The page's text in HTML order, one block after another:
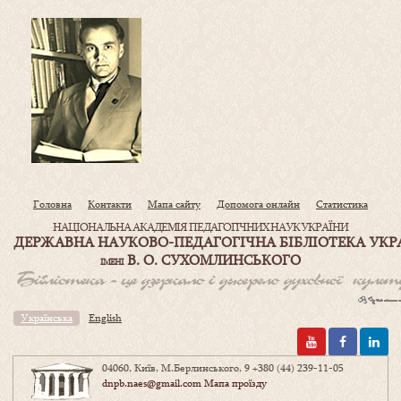
Головна Контакти Мапа сайту Допомога онлайн Статистика
НАЦІОНАЛЬНА АКАДЕМІЯ ПЕДАГОГІЧНИХ НАУК УКРАЇНИ
ДЕРЖАВНА НАУКОВО-ПЕДАГОГІЧНА БІБЛІОТЕКА
ІМЕНІВ. О. СУХОМЛИНСЬКОГО
Українська English
04060, Київ, М.Берлинського, 9+380 (44) 239-11-05
dnpb.naes@gmail.comМапа проїзду